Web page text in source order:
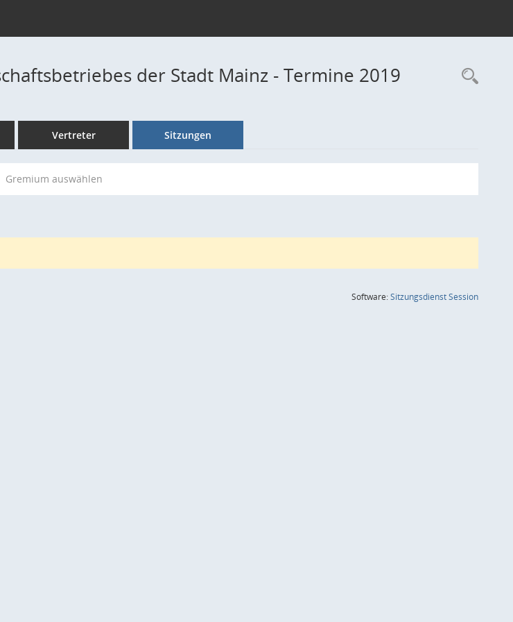
der Stadt Mainz - Termine 2019
Vertreter Sitzungen
Gremium auswählen
Software:SitzungsdienstSession(Wird in